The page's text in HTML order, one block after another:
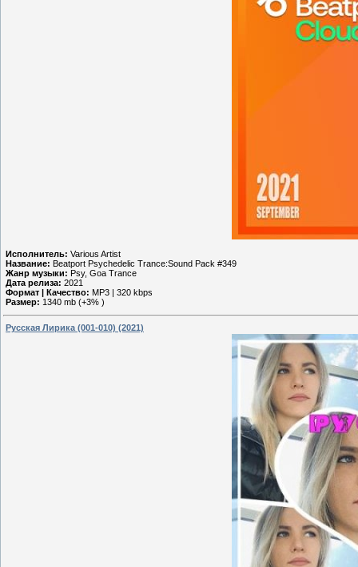
Исполнитель: Various Artist
Название: Beatport Psychedelic Trance:Sound Pack #349
Жанр музыки: Psy, Goa Trance
Дата релиза: 2021
Формат | Качество: MP3 | 320 kbps
Размер: 1340 mb (+3% )
Русская Лирика (001-010) (2021)